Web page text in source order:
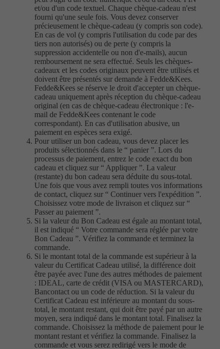
et/ou d'un code textuel. Chaque chèque-cadeau n'est
fourni qu'une seule fois. Vous devez conserver
précieusement le chèque-cadeau (y compris son code).
En cas de vol (y compris l'utilisation du code par des
tiers non autorisés) ou de perte (y compris la
suppression accidentelle ou non d'e-mails), aucun
remboursement ne sera effectué. Seuls les chèques-
cadeaux et les codes originaux peuvent être utilisés et
doivent être présentés sur demande à Fedde&Kees.
Fedde&Kees se réserve le droit d'accepter un chèque-
cadeau uniquement après réception du chèque-cadeau
original (en cas de chèque-cadeau électronique : l'e-
mail de Fedde&Kees contenant le code
correspondant). En cas d'utilisation abusive, un
paiement en espèces sera exigé.
Pour utiliser un bon cadeau, vous devez placer les
produits sélectionnés dans le “ panier ”. Lors du
processus de paiement, entrez le code exact du bon
cadeau et cliquez sur “ Appliquer ”. La valeur
(restante) du bon cadeau sera déduite du sous-total.
Une fois que vous avez rempli toutes vos informations
de contact, cliquez sur “ Continuer vers l'expédition ”.
Choisissez votre mode de livraison et cliquez sur “
Passer au paiement ”.
Si la valeur du Bon Cadeau est égale au montant total,
il est indiqué “ Votre commande sera réglée par votre
Bon Cadeau ”. Vérifiez la commande et terminez la
commande.
Si le montant total de la commande est supérieur à la
valeur du Certificat Cadeau utilisé, la différence doit
être payée avec l'une des autres méthodes de paiement
: IDEAL, carte de crédit (VISA ou MASTERCARD),
Bancontact ou un code de réduction. Si la valeur du
Certificat Cadeau est inférieure au montant du sous-
total, le montant restant, qui doit être payé par un autre
moyen, sera indiqué dans le montant total. Finalisez la
commande. Choisissez la méthode de paiement pour le
montant restant et vérifiez la commande. Finalisez la
commande et vous serez redirigé vers le mode de